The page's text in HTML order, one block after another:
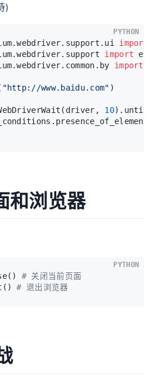
)
import
import
import
"http://www.baidu.com" )
10).until(
PYTHON
和浏览器
# 关闭当前页面
# 退出浏览器
PYTHON